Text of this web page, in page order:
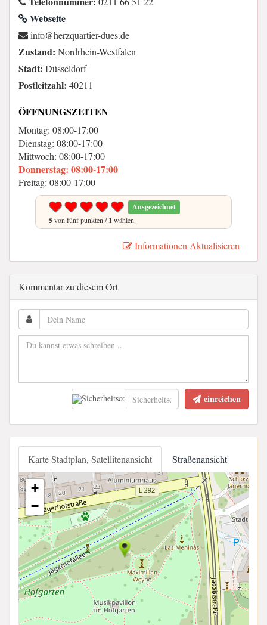
Webseite
ed.seud-reitrauqzreh@ofni
Zustand: Nordrhein-Westfalen
Stadt: Düsseldorf
Postleitzahl: 40211
ÖFFNUNGSZEITEN
Montag: 08:00-17:00
Dienstag: 08:00-17:00
Mittwoch: 08:00-17:00
Donnerstag: 08:00-17:00
Freitag: 08:00-17:00
Ausgezeichnet
5von fünf punkten /1 wählen.
Informationen Aktualisieren
Kommentar zu diesem Ort
einreichen
Karte Stadtplan, Satellitenansicht Straßenansicht
+
−